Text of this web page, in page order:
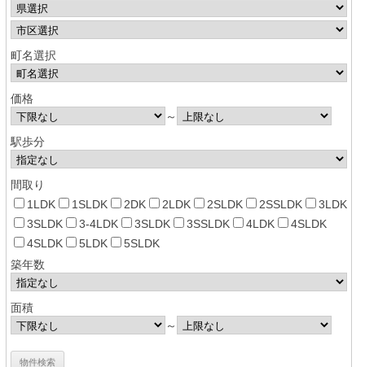
町名選択
価格
～
駅歩分
間取り
1LDK
1SLDK 2DK 2LDK 2SLDK 2SSLDK
3LDK
3SLDK
3-4LDK 3SLDK 3SSLDK 4LDK
4SLDK
4SLDK
5LDK
5SLDK
築年数
面積
～